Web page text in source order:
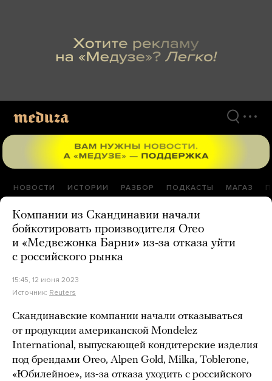
НОВОСТИ ИСТОРИИ РАЗБОР ПОДКАСТЫ МАГАЗ
Компании из Скандинавии начали
бойкотировать производителя Oreo
и «Медвежонка Барни» из-за отказа уйти
с российского рынка
15:45, 12 июня 2023
Источник: Reuters
Скандинавские компании начали отказываться
от продукции американской Mondelez
International, выпускающей кондитерские изделия
под брендами Oreo, Alpen Gold, Milka, Toblerone,
«Юбилейное», из-за отказа уходить с российского